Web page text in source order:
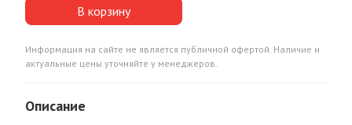
В корзину
Информация на сайте не является публичной офертой. Наличие и
актуальные цены уточняйте у менеджеров.
Описание